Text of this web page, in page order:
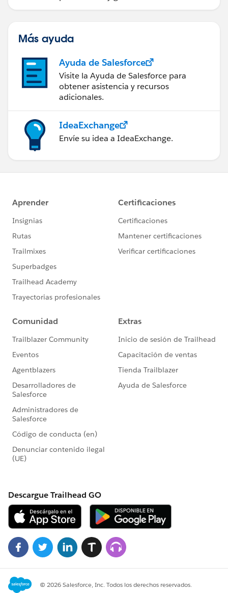
Más ayuda
Ayuda de Salesforce
Visite la Ayuda de Salesforce para
obtener asistencia y recursos
adicionales.
IdeaExchange
Envíe su idea a IdeaExchange.